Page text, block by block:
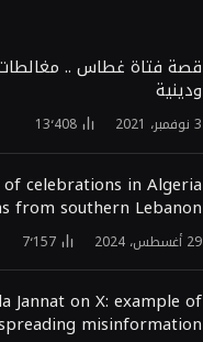
قصة فتاة غطاس .. مغالطات
ودينية
3 نوفمبر، 2021 13٬408
of celebrations in Algeria
from southern Lebanon
29 أغسطس، 2024 7٬157
Jannat on X: example of
misinformation